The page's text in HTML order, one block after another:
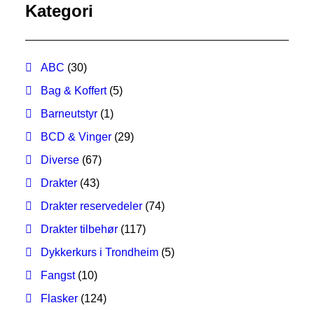
NETTBUTIKK
0
Kategori
ABC (30)
Bag & Koffert (5)
Barneutstyr (1)
BCD & Vinger (29)
Diverse (67)
Drakter (43)
Drakter reservedeler (74)
Drakter tilbehør (117)
Dykkerkurs i Trondheim (5)
Fangst (10)
Flasker (124)